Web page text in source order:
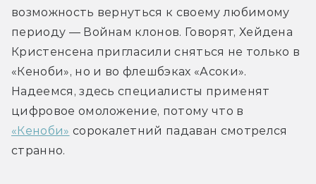
возможность вернуться к своему любимому
периоду — Войнам клонов. Говорят, Хейдена
Кристенсена пригласили сняться не только в
«Кеноби», но и во флешбэках «Асоки».
Надеемся, здесь специалисты применят
«Кеноби» сорокалетний падаван смотрелся
странно.